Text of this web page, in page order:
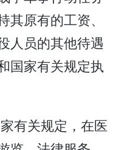
原有的工资、
人员的其他待遇
国家有关规定执
有关规定，在医